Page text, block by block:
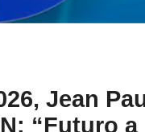
Jean
“Futuro a